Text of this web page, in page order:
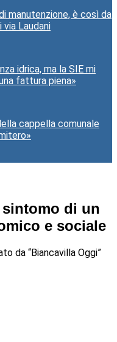
manutenzione, è così da
via Laudani
idrica, ma la SIE mi
fattura piena»
cappella comunale
sintomo di un
e sociale
da “Biancavilla Oggi”